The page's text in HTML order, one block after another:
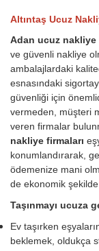
Altıntaş Ucuz
Adan ucuz nakliye
ve güvenli nakliye
ambalajlardaki
esnasındaki
güvenliği için
vermeden, müşteri
veren firmalar
nakliye firmaları
konumlandırarak,
ödemenize mani
de ekonomik
Taşınmayı ucuza
Ev taşırken
beklemek, oldukça